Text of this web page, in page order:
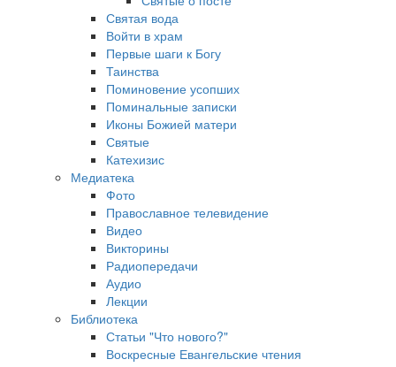
Святая вода
Войти в храм
Первые шаги к Богу
Таинства
Поминовение усопших
Поминальные записки
Иконы Божией матери
Святые
Катехизис
Медиатека
Фото
Православное телевидение
Видео
Викторины
Радиопередачи
Аудио
Лекции
Библиотека
Статьи "Что нового?"
Воскресные Евангельские чтения